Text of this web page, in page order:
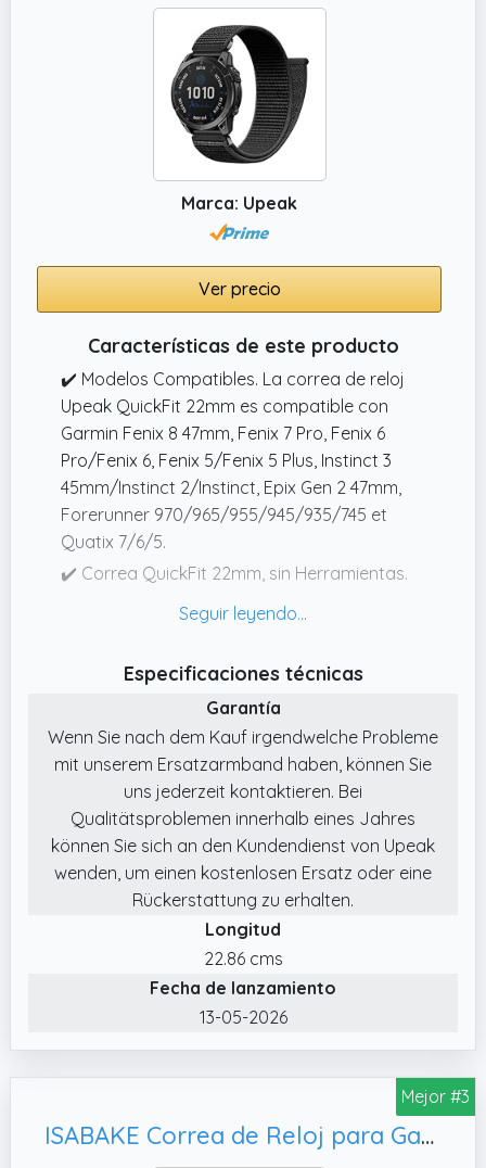
Marca: Upeak
Ver precio
Características de este producto
✔️ Modelos Compatibles. La correa de reloj
Upeak QuickFit 22mm es compatible con
Garmin Fenix 8 47mm, Fenix 7 Pro, Fenix 6
Pro/Fenix 6, Fenix 5/Fenix 5 Plus, Instinct 3
45mm/Instinct 2/Instinct, Epix Gen 2 47mm,
Forerunner 970/965/955/945/935/745 et
Quatix 7/6/5.
✔️ Correa QuickFit 22mm, sin Herramientas.
que te permite cambiar la correa compatible
simplemente deslizando la palanca de
liberación; no se necesitan herramientas.
✔️ Una gama de Colores para Cada Estado
de ánimo. Gracias a la función QuickFit,
cambiar de color en tu correa Garmin Instinct
2 nunca ha sido tan fácil.
✔️ Nylon Premium para Mayor Comodidad y
Durabilidad. Elaborada con nailon de alta
densidad, esta correa de repuesto
compatible con correa Garmin Fenix 6 Pro es
suave, transpirable, resistente, fácil de limpiar
y de secado rápido.
✔️ Diseño Seguro y Ajustable con Cierre de
Velcro. El cierre de velcro permite ajustes
rápidos y precisos, adaptándose a muñecas
Especificaciones técnicas
Garantía
Wenn Sie nach dem Kauf irgendwelche Probleme
mit unserem Ersatzarmband haben, können Sie
uns jederzeit kontaktieren. Bei
Qualitätsproblemen innerhalb eines Jahres
können Sie sich an den Kundendienst von Upeak
wenden, um einen kostenlosen Ersatz oder eine
Rückerstattung zu erhalten.
Longitud
22.86 cms
Fecha de lanzamiento
13-05-2026
Mejor #3
ISABAKE Correa de Reloj para Garmin Fenix 6/6 Pro, Banda QuickFit de 22 mm de Ancho